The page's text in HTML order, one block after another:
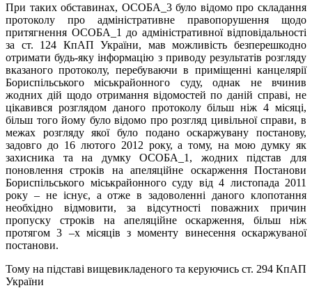
При таких обставинах, ОСОБА_3 було відомо про складання
протоколу про адміністративне правопорушення щодо
притягнення ОСОБА_1 до адміністративної відповідальності
за ст. 124 КпАП України, мав можливість безперешкодно
отримати будь-яку інформацію з приводу результатів розгляду
вказаного протоколу, перебуваючи в приміщенні канцелярії
Бориспільського міськрайонного суду, однак не вчинив
жодних дій щодо отримання відомостей по даній справі, не
цікавився розглядом даного протоколу більш ніж 4 місяці,
більш того йому було відомо про розгляд цивільної справи, в
межах розгляду якої було подано оскаржувану постанову,
задовго до 16 лютого 2012 року, а тому, на мою думку як
захисника та на думку ОСОБА_1, жодних підстав для
поновлення строків на апеляційне оскарження Постанови
Бориспільського міськрайонного суду від 4 листопада 2011
року – не існує, а отже в задоволенні даного клопотання
необхідно відмовити, за відсутності поважних причин
пропуску строків на апеляційне оскарження, більш ніж
протягом 3 –х місяців з моменту винесення оскаржуваної
постанови.
Тому на підставі вищевикладеного та керуючись ст. 294 КпАП
України